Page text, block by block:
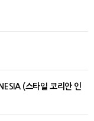
(스타일 코리안 인